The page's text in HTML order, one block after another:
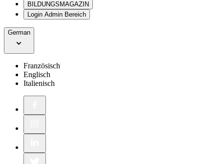
BILDUNGSMAGAZIN
Login Admin Bereich
German
Französisch
Englisch
Italienisch